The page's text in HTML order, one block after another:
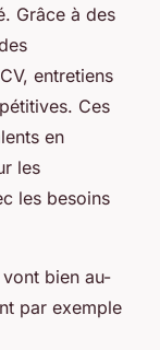
Grâce à des
entretiens
Ces
en
les
les besoins
bien au-
par exemple